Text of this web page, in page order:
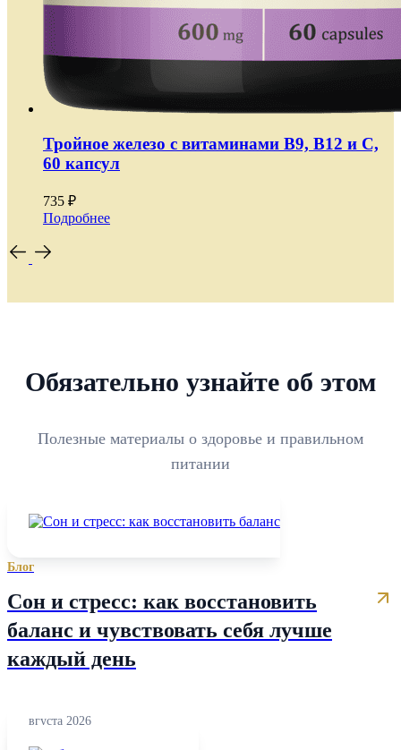
Тройное железо с витаминами В9, В12 и С,
60 капсул
735 ₽
Подробнее
Обязательно узнайте об этом
Полезные материалы о здоровье и правильном
питании
Блог
Сон и стресс: как восстановить
баланс и чувствовать себя лучше
каждый день
03 августа 2026